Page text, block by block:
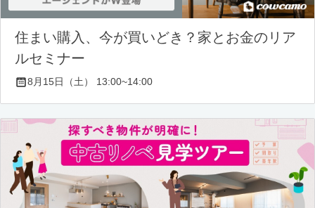
住まい購入、今が買いどき？家とお金のリア
ルセミナー
8月15日（土） 13:00~14:00